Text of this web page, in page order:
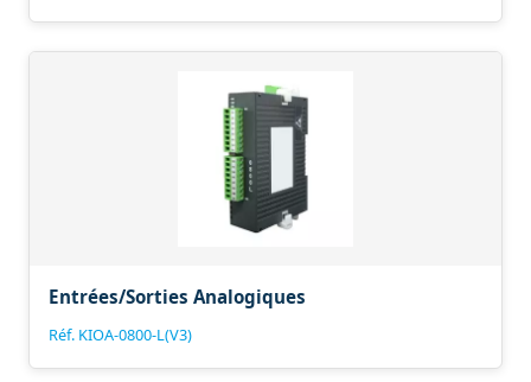
Entrées/Sorties Analogiques
Réf. KIOA-0800-L(V3)